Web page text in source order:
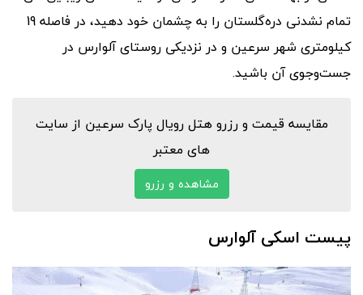
تمام نشدنی دره‌گلستان را به چشمان خود دهید، در فاصله 19
کیلومتری شهر سرعین و در نزدیکی روستای آلوارس در
جست‌وجوی آن باشید.
مقایسه قیمت و رزرو هتل رویال پارک سرعین از سایت
های معتبر
مشاهده و رزرو
پیست اسکی آلوارس